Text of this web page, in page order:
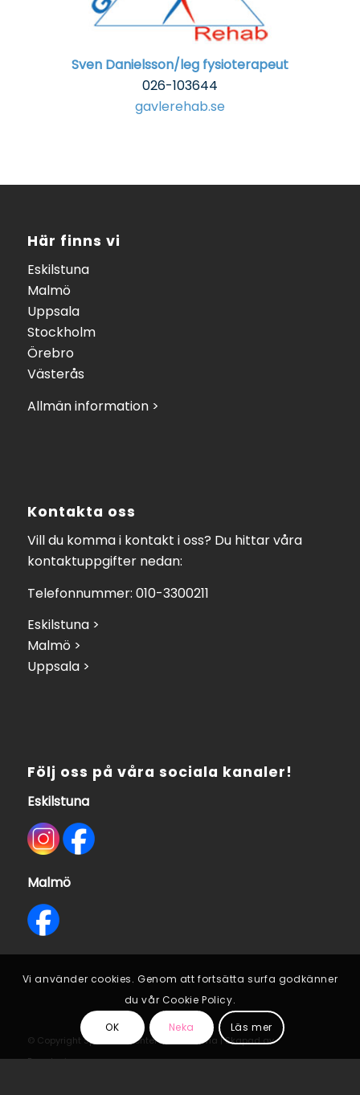
Sven Danielsson/leg fysioterapeut
026-103644
gavlerehab.se
Här finns vi
Eskilstuna
Malmö
Uppsala
Stockholm
Örebro
Västerås
Allmän information >
Kontakta oss
Vill du komma i kontakt i oss? Du hittar våra
kontaktuppgifter nedan:
Telefonnummer: 010-3300211
Eskilstuna >
Malmö >
Uppsala >
Följ oss på våra sociala kanaler!
Eskilstuna
Malmö
© Copyright Specialistcenter Scandinavia | Skapad av
Rawdesigns
Vi använder cookies. Genom att fortsätta surfa godkänner
du vår Cookie Policy.
OK Neka Läs mer